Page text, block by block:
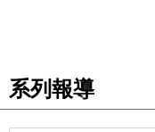
系列報導